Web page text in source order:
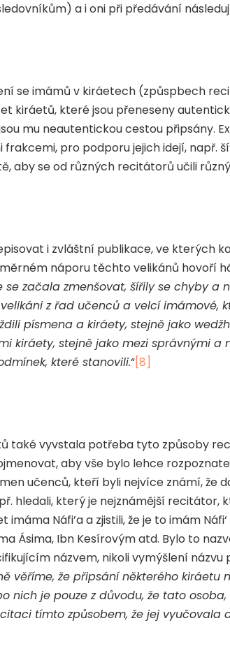
a i oni při předávání
se imámů v kiráetech (způspbech
kiráetů, které jsou přeneseny
mu neautentickou cestou připsány.
pro podporu jejich idejí, např.
aby se od různých recitátorů učili
i zvláštní publikace, ve kterých
náporu těchto velikánů hovoří
začala zmenšovat, šířily se chyby a
z řad učenců a velcí imámové,
písmena a kiráety, stejně jako
kiráety, stejně jako mezi správnými a
které stanovili.“[8]
také vyvstala potřeba tyto způsoby
aby vše bylo lehce
učenců, kteří byli nejvíce známí, že
hledali, který je nejznámější recitátor,
imáma Náfi’a a zjistili, že je to imám
Ásima, Ibn Kesírovým atd. Bylo to
názvem, nikoli vymýšlení názvu
věříme, že připsání některého kiráetu
nich je pouze z důvodu, že tato
tímto způsobem, že jej vyučovala